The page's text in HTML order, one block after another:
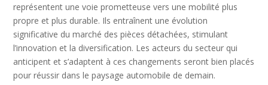
représentent une voie prometteuse vers une mobilité plus
propre et plus durable. Ils entraînent une évolution
significative du marché des pièces détachées, stimulant
l’innovation et la diversification. Les acteurs du secteur qui
anticipent et s’adaptent à ces changements seront bien placés
pour réussir dans le paysage automobile de demain.